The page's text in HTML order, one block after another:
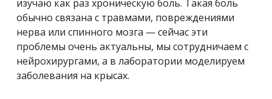
изучаю как раз хроническую боль. Такая боль
обычно связана с травмами, повреждениями
нерва или спинного мозга — сейчас эти
проблемы очень актуальны, мы сотрудничаем с
нейрохирургами, а в лаборатории моделируем
заболевания на крысах.